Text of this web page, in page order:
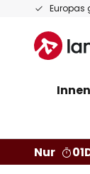
Europas
Zum
springen
Nur